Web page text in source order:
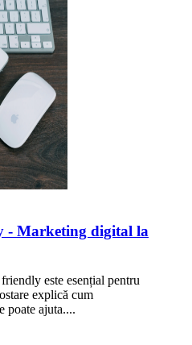
- Marketing digital la
este esențial pentru
explică cum
poate ajuta....